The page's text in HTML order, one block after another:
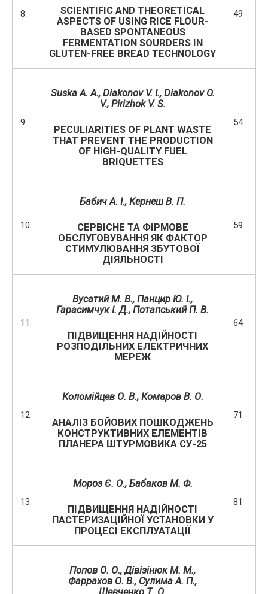
8.
SCIENTIFIC AND THEORETICAL
ASPECTS OF USING RICE FLOUR-
BASED SPONTANEOUS
FERMENTATION SOURDERS IN
GLUTEN-FREE BREAD TECHNOLOGY
49
9.
Suska A.A., Diakonov V. I., Diakonov O.
V., Pirizhok V. S.
PECULIARITIES OF PLANT WASTE
THAT PREVENT THE PRODUCTION
OF HIGH-QUALITY FUEL
BRIQUETTES
54
10.
Бабич А. І., Кернеш В. П.
СЕРВІСНЕ ТА ФІРМОВЕ
ОБСЛУГОВУВАННЯ ЯК ФАКТОР
СТИМУЛЮВАННЯ ЗБУТОВОЇ
ДІЯЛЬНОСТІ
59
11.
Вусатий М. В., Панцир Ю. І.,
Гарасимчук І. Д., Потапський П. В.
ПІДВИЩЕННЯ НАДІЙНОСТІ
РОЗПОДІЛЬНИХ ЕЛЕКТРИЧНИХ
МЕРЕЖ
64
12.
Коломійцев О. В., Комаров В. О.
АНАЛІЗ БОЙОВИХ ПОШКОДЖЕНЬ
КОНСТРУКТИВНИХ ЕЛЕМЕНТІВ
ПЛАНЕРА ШТУРМОВИКА СУ-25
71
13.
Мороз Є. О., Бабаков М. Ф.
ПІДВИЩЕННЯ НАДІЙНОСТІ
ПАСТЕРИЗАЦІЙНОЇ УСТАНОВКИ У
ПРОЦЕСІ ЕКСПЛУАТАЦІЇ
81
Попов О. О., Дівізінюк М. М.,
Фаррахов О. В., Сулима А. П.,